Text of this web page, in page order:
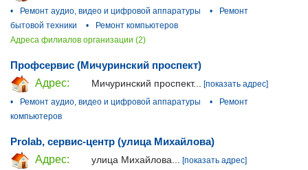
•
Ремонт аудио, видео и цифровой аппаратуры •
Ремонт
бытовой техники
•
Ремонт компьютеров
Адреса филиалов организации (2)
Профсервис (Мичуринский проспект)
Адрес:
Мичуринский проспект... [показать адрес]
•
Ремонт аудио, видео и цифровой аппаратуры •
Ремонт
компьютеров
Prolab, сервис-центр (улица Михайлова)
Адрес:
улица Михайлова... [показать адрес]